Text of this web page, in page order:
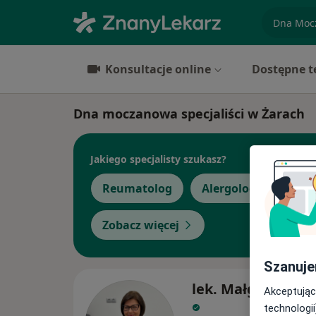
Konsultacje online Dostępne
Dna moczanowa specjaliści w Żarach
Jakiego specjalisty szukasz?
Reumatolog Alergolog
Zobacz więcej
lek. Małgorzata